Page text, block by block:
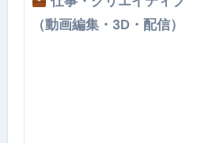
（動画編集・3D・配信）